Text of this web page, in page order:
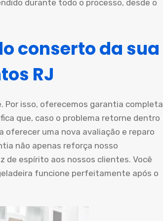
durante todo o processo, desde o
conserto da sua
RJ
Por isso, oferecemos garantia completa
que, caso o problema retorne dentro
uma nova avaliação e reparo
não apenas reforça nosso
de espírito aos nossos clientes. Você
funcione perfeitamente após o